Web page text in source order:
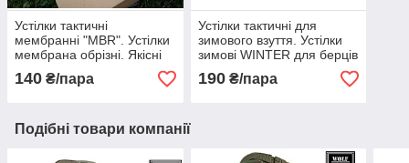
Устілки тактичні
мембранні "MBR". Устілки
мембрана обрізні. Якісні
140 ₴/пара
Устілки тактичні для
зимового взуття. Устілки
зимові WINTER для берців
теплі стєльки на зиму
190₴/пара
Подібні товари компанії